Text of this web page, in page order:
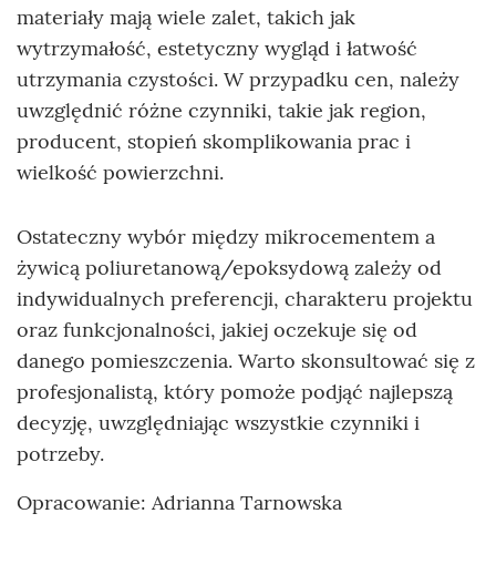
materiały mają wiele zalet, takich jak
wytrzymałość, estetyczny wygląd i łatwość
utrzymania czystości. W przypadku cen, należy
uwzględnić różne czynniki, takie jak region,
producent, stopień skomplikowania prac i
wielkość powierzchni.
Ostateczny wybór między mikrocementem a
żywicą poliuretanową/epoksydową zależy od
indywidualnych preferencji, charakteru projektu
oraz funkcjonalności, jakiej oczekuje się od
danego pomieszczenia. Warto skonsultować się z
profesjonalistą, który pomoże podjąć najlepszą
decyzję, uwzględniając wszystkie czynniki i
potrzeby.
Opracowanie: Adrianna Tarnowska